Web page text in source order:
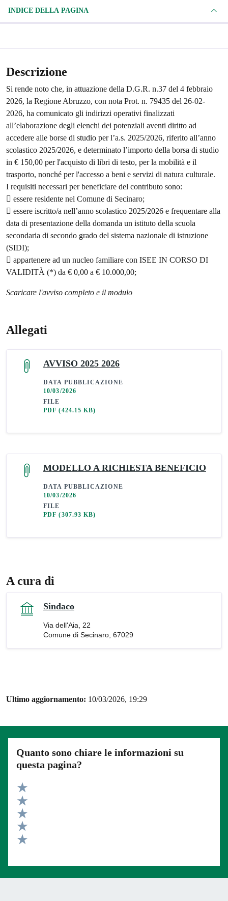
INDICE DELLA PAGINA
Descrizione
Si rende noto che, in attuazione della D.G.R. n.37 del 4 febbraio
2026, la Regione Abruzzo, con nota Prot. n. 79435 del 26-02-
2026, ha comunicato gli indirizzi operativi finalizzati
all’elaborazione degli elenchi dei potenziali aventi diritto ad
accedere alle borse di studio per l’a.s. 2025/2026, riferito all’anno
scolastico 2025/2026, e determinato l’importo della borsa di studio
in € 150,00 per l'acquisto di libri di testo, per la mobilità e il
trasporto, nonché per l'accesso a beni e servizi di natura culturale.
I requisiti necessari per beneficiare del contributo sono:
 essere residente nel Comune di Secinaro;
 essere iscritto/a nell’anno scolastico 2025/2026 e frequentare alla
data di presentazione della domanda un istituto della scuola
secondaria di secondo grado del sistema nazionale di istruzione
(SIDI);
 appartenere ad un nucleo familiare con ISEE IN CORSO DI
VALIDITÀ (*) da € 0,00 a € 10.000,00;
Scaricare l'avviso completo e il modulo
Allegati
AVVISO 2025 2026
DATA PUBBLICAZIONE
10/03/2026
FILE
PDF(424.15 KB)
MODELLO A RICHIESTA BENEFICIO
DATA PUBBLICAZIONE
10/03/2026
FILE
PDF(307.93 KB)
A cura di
Sindaco
Via dell'Aia, 22
Comune di Secinaro, 67029
Ultimo aggiornamento: 10/03/2026, 19:29
Quanto sono chiare le informazioni su
questa pagina?
Valuta 5 stelle su 5
Valuta 4 stelle su 5
Valuta 3 stelle su 5
Valuta 2 stelle su 5